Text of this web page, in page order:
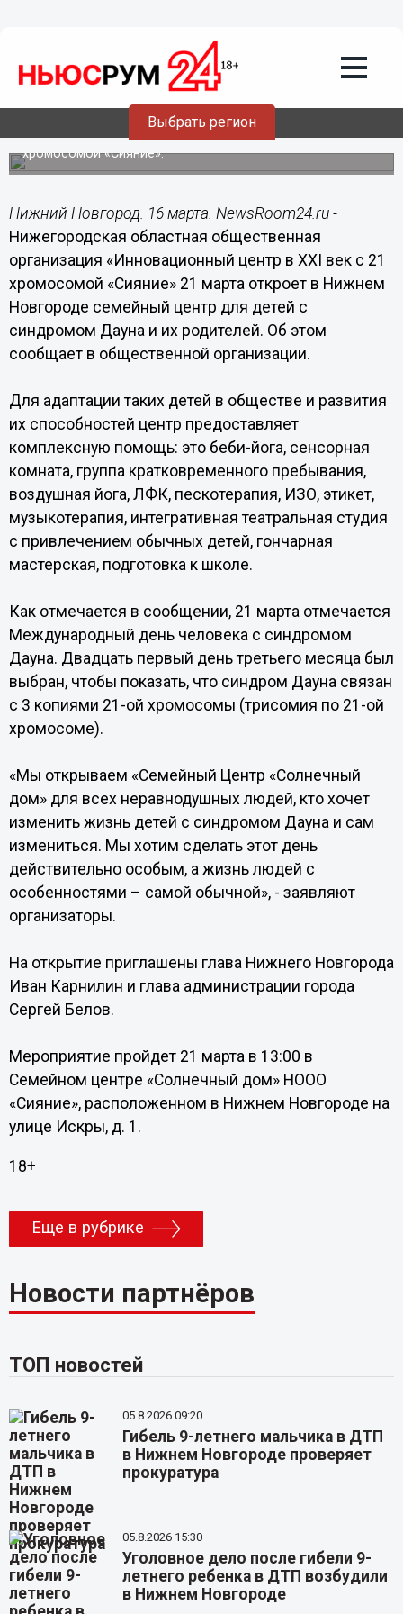
Выбрать регион
Семейный центр «Солнечный дом»
откроется 21 марта в Нижнем
Новгороде
Семейный центр для детей с синдромом Дауна и их
родителей открывает Нижегородская общественная
организация «Инновационный центр в XXI век с 21
хромосомой «Сияние».
Нижний Новгород. 16 марта. NewsRoom24.ru -
Нижегородская областная общественная
организация «Инновационный центр в XXI век с 21
хромосомой «Сияние» 21 марта откроет в Нижнем
Новгороде семейный центр для детей с
синдромом Дауна и их родителей. Об этом
сообщает в общественной организации.
Для адаптации таких детей в обществе и развития
их способностей центр предоставляет
комплексную помощь: это беби-йога, сенсорная
комната, группа кратковременного пребывания,
воздушная йога, ЛФК, пескотерапия, ИЗО, этикет,
музыкотерапия, интегративная театральная студия
с привлечением обычных детей, гончарная
мастерская, подготовка к школе.
Как отмечается в сообщении, 21 марта отмечается
Международный день человека с синдромом
Дауна. Двадцать первый день третьего месяца был
выбран, чтобы показать, что синдром Дауна связан
с 3 копиями 21-ой хромосомы (трисомия по 21-ой
хромосоме).
«Мы открываем «Семейный Центр «Солнечный
дом» для всех неравнодушных людей, кто хочет
изменить жизнь детей с синдромом Дауна и сам
измениться. Мы хотим сделать этот день
действительно особым, а жизнь людей с
особенностями – самой обычной», - заявляют
организаторы.
На открытие приглашены глава Нижнего Новгорода
Иван Карнилин и глава администрации города
Сергей Белов.
Мероприятие пройдет 21 марта в 13:00 в
Семейном центре «Солнечный дом» НООО
«Сияние», расположенном в Нижнем Новгороде на
улице Искры, д. 1.
18+
Еще в рубрике
Новости партнёров
ТОП новостей
05.8.2026 09:20
Гибель 9-летнего мальчика в ДТП
в Нижнем Новгороде проверяет
прокуратура
05.8.2026 15:30
Уголовное дело после гибели 9-
летнего ребенка в ДТП возбудили
в Нижнем Новгороде